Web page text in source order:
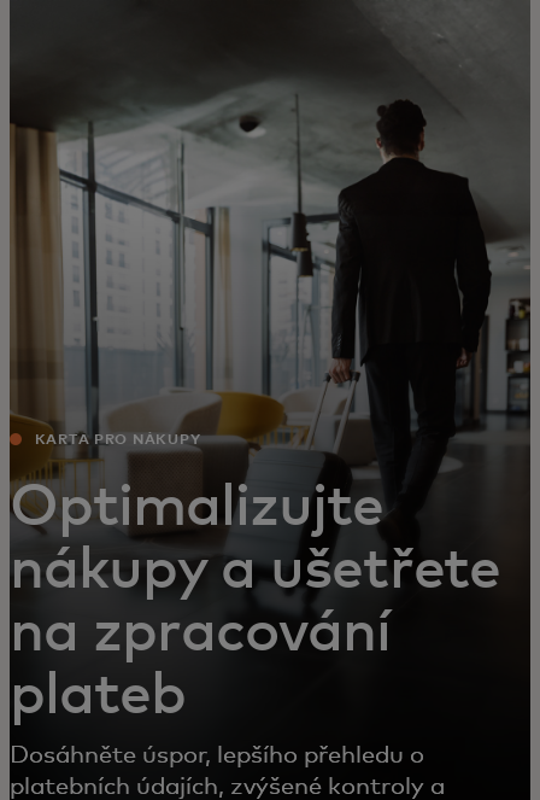
Pro firmy
Pro svět
Pro inovátory
KARTA PRO NÁKUPY
Optimalizujte
nákupy a ušetřete
na zpracování
plateb
Dosáhněte úspor, lepšího přehledu o
platebních údajích, zvýšené kontroly a